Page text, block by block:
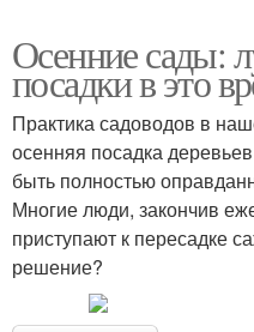
Осенние сады:
посадки в это
Практика садоводов в
осенняя посадка
быть полностью
Многие люди, закончив
приступают к пересадке
решение?